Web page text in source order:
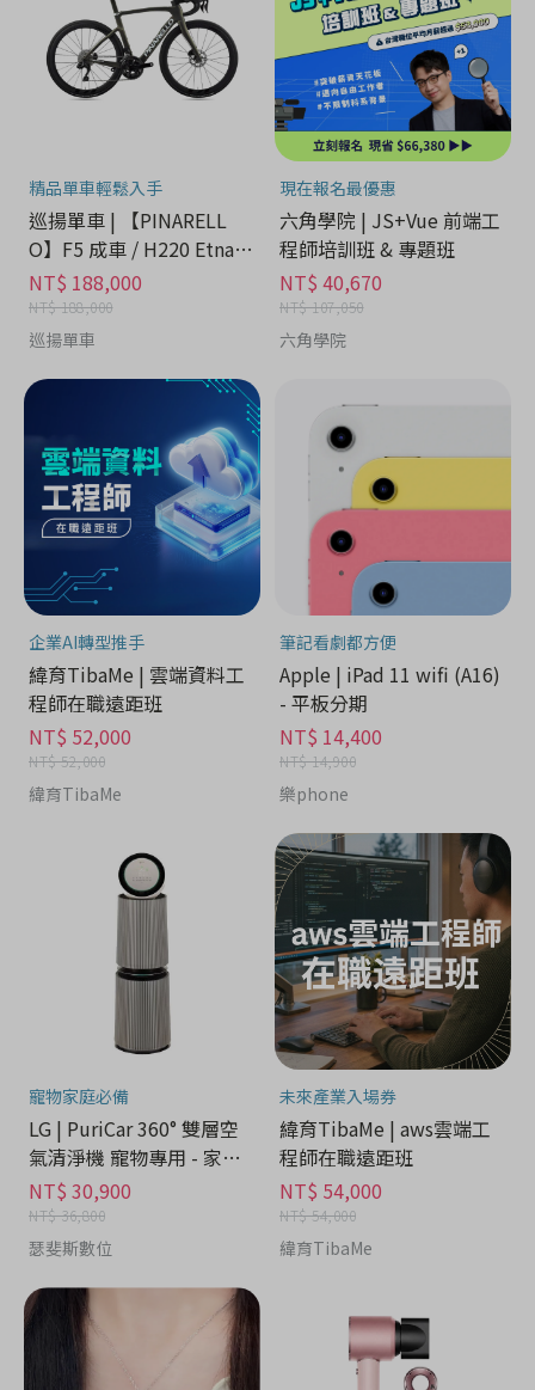
精品單車輕鬆入手
巡揚單車 | 【PINARELL
O】F5 成車 / H220 Etna B
lack Matt
NT$ 188,000
NT$ 188,000
巡揚單車
現在報名最優惠
六角學院 | JS+Vue 前端工
程師培訓班 & 專題班
NT$ 40,670
NT$ 107,050
六角學院
企業AI轉型推手
緯育TibaMe | 雲端資料工
程師在職遠距班
NT$ 52,000
NT$ 52,000
緯育TibaMe
筆記看劇都方便
Apple | iPad 11 wifi (A16)
- 平板分期
NT$ 14,400
NT$ 14,900
樂phone
寵物家庭必備
LG | PuriCar 360° 雙層空
氣清淨機 寵物專用 - 家電
分期
NT$ 30,900
NT$ 36,800
瑟斐斯數位
未來產業入場券
緯育TibaMe | aws雲端工
程師在職遠距班
NT$ 54,000
NT$ 54,000
緯育TibaMe